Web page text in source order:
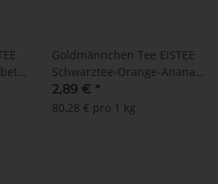
-
Goldmännchen Tee EISTEE
Schwarztee-Orange-Ananas
- 20 Tassenbeutel
2,89 € *
80,28 € pro 1 kg